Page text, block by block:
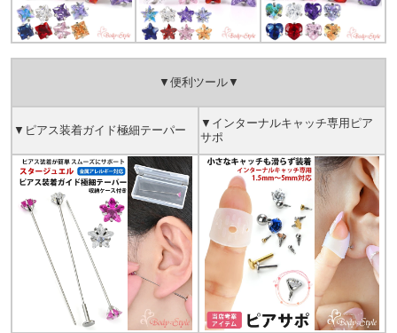
▼便利ツール▼
▼ピアス装着ガイド極細テーパー
▼インターナルキャッチ専用ピア
サポ